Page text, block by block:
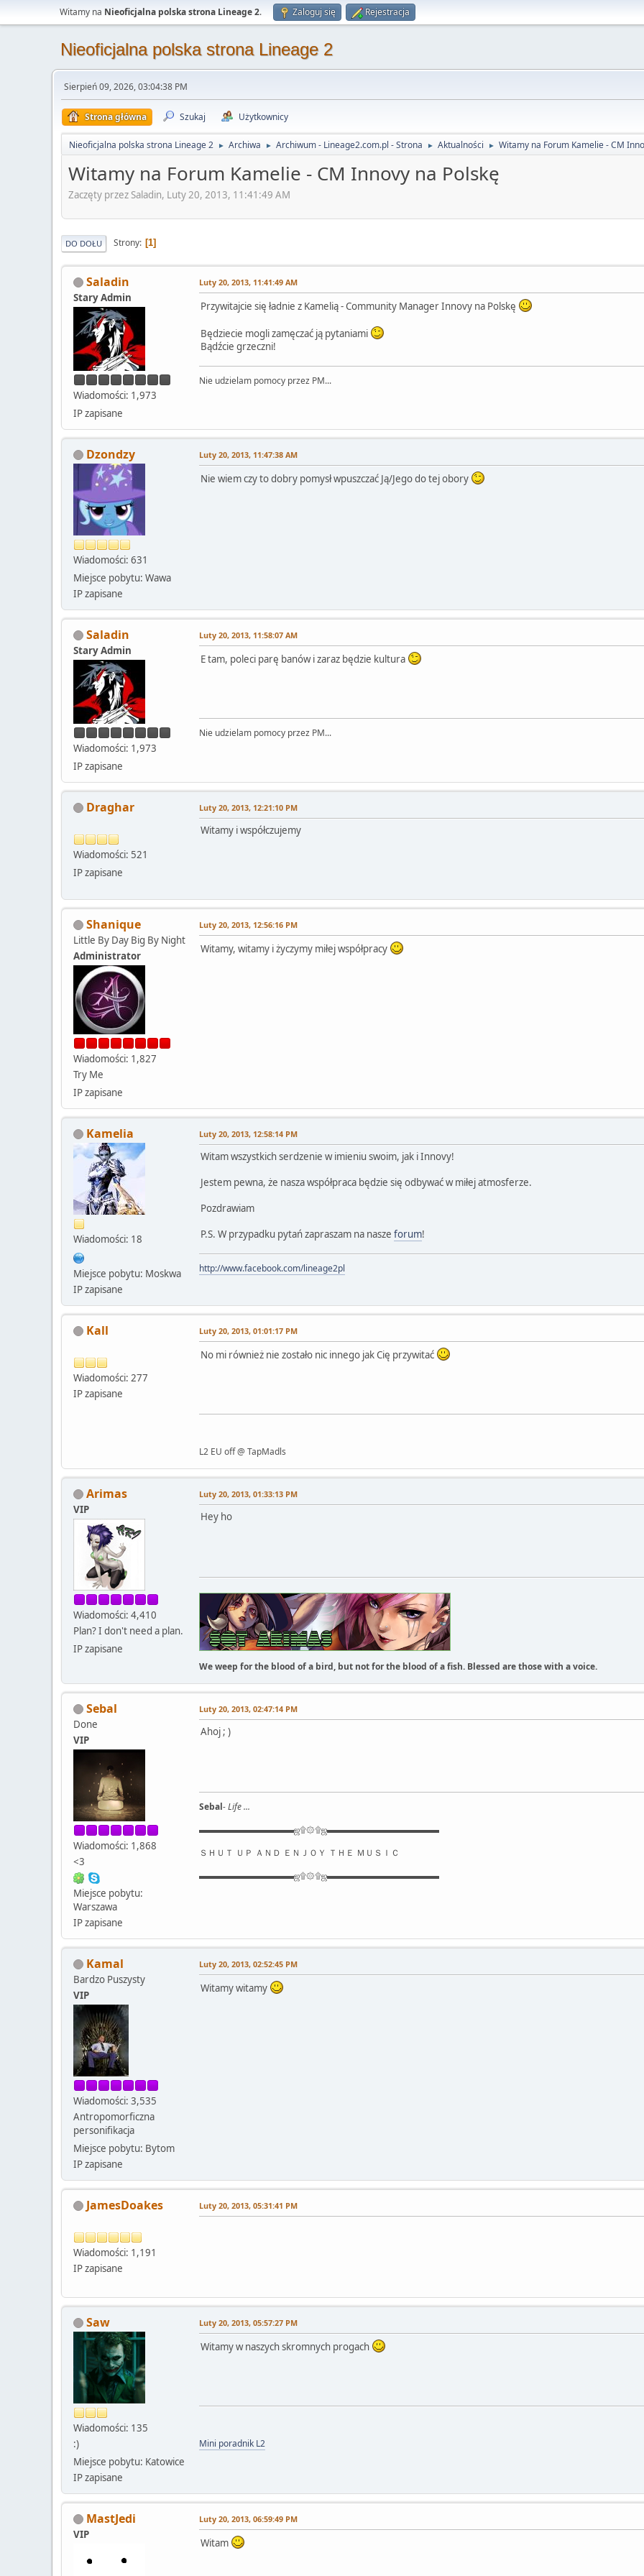
Witamy na Nieoficjalna polska strona Lineage 2. Zaloguj się Rejestracja
Nieoficjalna polska strona Lineage 2
Sierpień 09, 2026, 03:04:38 PM
Strona główna Szukaj Użytkownicy
Nieoficjalna polska strona Lineage 2 ► Archiwa ► Archiwum - Lineage2.com.pl - Strona ► Aktualności ► Witamy na Forum Kamelie - CM
Witamy na Forum Kamelie - CM Innovy na Polskę
Zaczęty przez Saladin, Luty 20, 2013, 11:41:49 AM
DO DOŁU Strony 1
Saladin
Stary Admin
Wiadomości: 1,973
IP zapisane
Luty 20, 2013, 11:41:49 AM
Przywitajcie się ładnie z Kamelią - Community Manager Innovy na Polskę
Będziecie mogli zamęczać ją pytaniami
Bądźcie grzeczni!
Nie udzielam pomocy przez PM...
Dzondzy
Wiadomości: 631
Miejsce pobytu: Wawa
IP zapisane
Luty 20, 2013, 11:47:38 AM
Nie wiem czy to dobry pomysł wpuszczać Ją/Jego do tej obory
Saladin
Stary Admin
Wiadomości: 1,973
IP zapisane
Luty 20, 2013, 11:58:07 AM
E tam, poleci parę banów i zaraz będzie kultura
Nie udzielam pomocy przez PM...
Draghar
Wiadomości: 521
IP zapisane
Luty 20, 2013, 12:21:10 PM
Witamy i współczujemy
Shanique
Little By Day Big By Night
Administrator
Wiadomości: 1,827
Try Me
IP zapisane
Luty 20, 2013, 12:56:16 PM
Witamy, witamy i życzymy miłej współpracy
Kamelia
Wiadomości: 18
Miejsce pobytu: Moskwa
IP zapisane
Luty 20, 2013, 12:58:14 PM
Witam wszystkich serdzenie w imieniu swoim, jak i Innovy!
Jestem pewna, że nasza współpraca będzie się odbywać w miłej atmosferze.
Pozdrawiam
P.S. W przypadku pytań zapraszam na nasze forum!
http://www.facebook.com/lineage2pl
Kall
Wiadomości: 277
IP zapisane
Luty 20, 2013, 01:01:17 PM
No mi również nie zostało nic innego jak Cię przywitać
L2 EU off @ TapMadls
Arimas
VIP
Wiadomości: 4,410
Plan? I don't need a plan.
IP zapisane
Luty 20, 2013, 01:33:13 PM
Hey ho
We weep for the blood of a bird, but not for the blood of a fish. Blessed are those with a voice.
Sebal
Done
VIP
Wiadomości: 1,868
<3
Miejsce pobytu:
Warszawa
IP zapisane
Luty 20, 2013, 02:47:14 PM
Ahoj ; )
Sebal- Life ...
▬▬▬▬▬▬▬▬▬▬▬ஜ۩۞۩ஜ▬▬▬▬▬▬▬▬▬▬▬▬▬
ＳＨＵＴ ＵＰ ＡＮＤ ＥＮＪＯＹ ＴＨＥ ＭＵＳＩＣ
▬▬▬▬▬▬▬▬▬▬▬ஜ۩۞۩ஜ▬▬▬▬▬▬▬▬▬▬▬▬▬
Kamal
Bardzo Puszysty
VIP
Wiadomości: 3,535
Antropomorficzna
personifikacja
Miejsce pobytu: Bytom
IP zapisane
Luty 20, 2013, 02:52:45 PM
Witamy witamy
JamesDoakes
Wiadomości: 1,191
IP zapisane
Luty 20, 2013, 05:31:41 PM
Saw
Wiadomości: 135
:)
Miejsce pobytu: Katowice
IP zapisane
Luty 20, 2013, 05:57:27 PM
Witamy w naszych skromnych progach
Mini poradnik L2
MastJedi
VIP
Luty 20, 2013, 06:59:49 PM
Witam